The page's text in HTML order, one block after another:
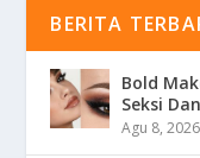
BERITA
Bold
Seksi
Agu 8, 2026